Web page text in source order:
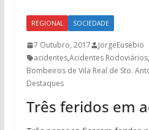
REGIONAL SOCIEDADE
7 Outubro, 2017
JorgeEusebio
acidentes,Acidentes Rodoviários,
Bombeiros de Vila Real de Sto.
Destaques
Três feridos em